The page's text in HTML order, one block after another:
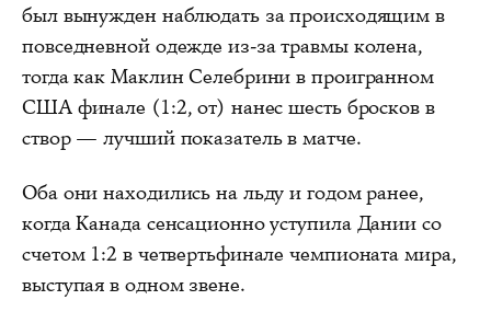
был вынужден наблюдать за происходящим в
повседневной одежде из-за травмы колена,
тогда как Маклин Селебрини в проигранном
США финале (1:2, от) нанес шесть бросков в
створ — лучший показатель в матче.
Оба они находились на льду и годом ранее,
когда Канада сенсационно уступила Дании со
счетом 1:2 в четвертьфинале чемпионата мира,
выступая в одном звене.